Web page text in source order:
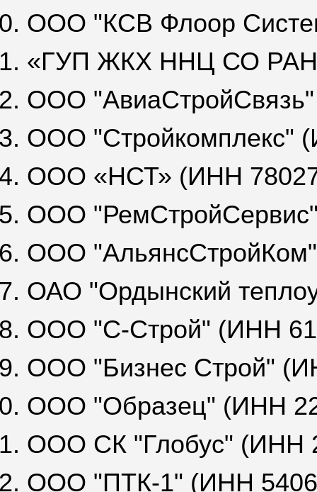
ООО "КСВ Флоор
«ГУП ЖКХ ННЦ СО
ООО
ООО "Стройкомплекс"
ООО «НСТ» (ИНН
ООО
ООО
ОАО "Ордынский
ООО "С-Строй" (ИНН
ООО "Бизнес Строй"
ООО "Образец" (ИНН
ООО СК "Глобус" (ИНН
ООО "ПТК-1" (ИНН